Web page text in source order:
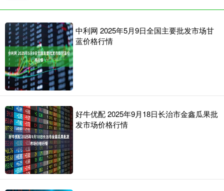
中利网 2025年5月9日全国主要批发市场甘
蓝价格行情
好牛优配 2025年9月18日长治市金鑫瓜果批
发市场价格行情